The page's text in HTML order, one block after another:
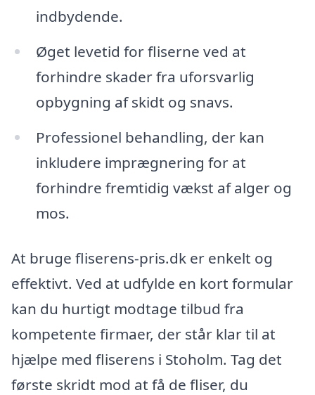
indbydende.
Øget levetid for fliserne ved at
forhindre skader fra uforsvarlig
opbygning af skidt og snavs.
Professionel behandling, der kan
inkludere imprægnering for at
forhindre fremtidig vækst af alger og
mos.
At bruge fliserens-pris.dk er enkelt og
effektivt. Ved at udfylde en kort formular
kan du hurtigt modtage tilbud fra
kompetente firmaer, der står klar til at
hjælpe med fliserens i Stoholm. Tag det
første skridt mod at få de fliser, du